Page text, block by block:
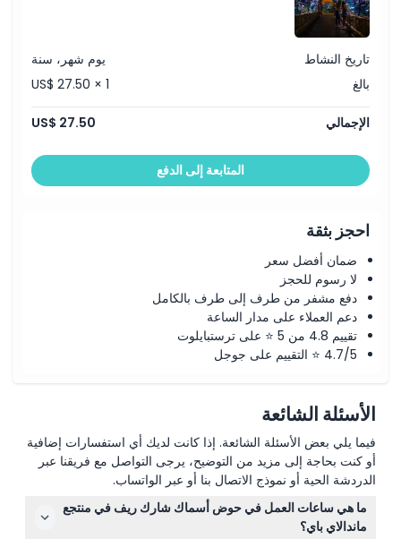
الموقع
كيفية الوصول إلى هناك
كيفية الاسترداد
تاريخ النشاط
يوم شهر، سنة
بالغ
US$ 27.50 × 1
الإجمالي US$ 27.50
المتابعة إلى الدفع
احجز بثقة
ضمان أفضل سعر
لا رسوم للحجز
دفع مشفر من طرف إلى طرف بالكامل
دعم العملاء على مدار الساعة
تقييم 4.8 من 5 ⭐ على ترستبايلوت
4.7/5 ⭐ التقييم على جوجل
الأسئلة الشائعة
فيما يلي بعض الأسئلة الشائعة. إذا كانت لديك أي استفسارات إضافية
أو كنت بحاجة إلى مزيد من التوضيح، يرجى التواصل مع فريقنا عبر
الدردشة الحية أو نموذج الاتصال بنا أو عبر الواتساب.
ما هي ساعات العمل في حوض أسماك شارك ريف في منتجع
ماندالاي باي؟